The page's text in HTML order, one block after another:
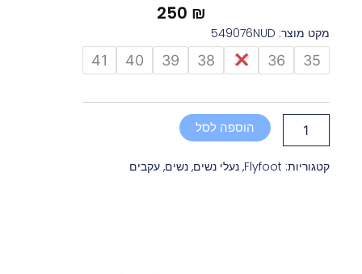
250 ₪
מקט מוצר: 549076NUD
35
36
37
38
39
40
41
כמות
של
סירה
אלגנטית
סטילטו
ניוד
הוספה לסל
קטגוריות: Flyfoot
, נעלי נשים, נשים, עקבים